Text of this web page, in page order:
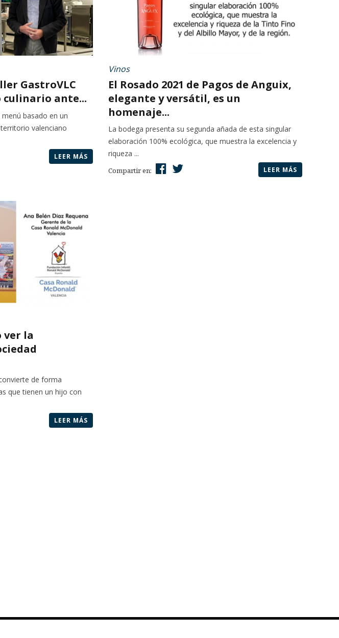
GastroVLC
ante...
basado en un
valenciano
LEER MÁS
Vinos
El Rosado 2021 de Pagos de Anguix,
elegante y versátil, es un
homenaje...
La bodega presenta su segunda añada de esta singular
elaboración 100% ecológica, que muestra la excelencia y
riqueza ...
Compartir en: LEER MÁS
ver la
de forma
que tienen un hijo con
LEER MÁS